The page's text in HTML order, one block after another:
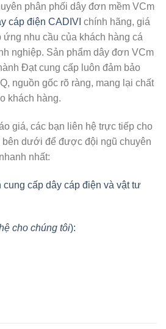
phân phối dây đơn mềm VCm
cáp điện CADIVI chính hãng, giá
ứng nhu cầu của khách hàng cá
nghiệp. Sản phẩm dây đơn VCm
Đạt cung cấp luôn đảm bảo
nguồn gốc rõ ràng, mang lại chất
khách hàng.
giá, các bạn liên hệ trực tiếp cho
bên dưới để được đội ngũ chuyên
nhất:
cấp dây cáp điện và vật tư
cho chúng tôi):